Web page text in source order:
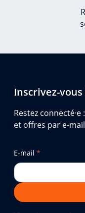
Inscrivez-
Restez
et offres par e-
E-mail *